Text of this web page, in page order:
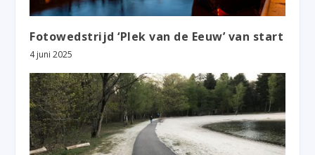
Fotowedstrijd ‘Plek van de Eeuw’ van start
4 juni 2025